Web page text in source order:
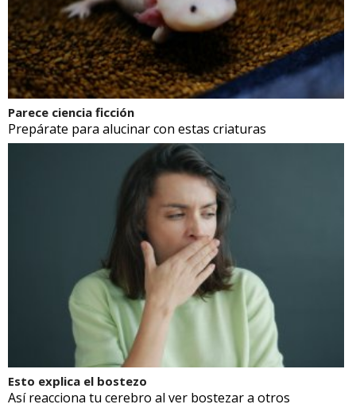
Parece ciencia ficción
Prepárate para alucinar con estas criaturas
Esto explica el bostezo
Así reacciona tu cerebro al ver bostezar a otros